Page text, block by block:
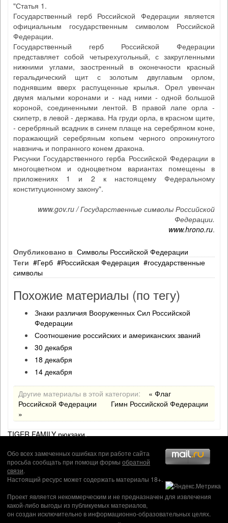
"Статья 1.
Государственный герб Российской Федерации является
официальным государственным символом Российской
Федерации.
Государственный герб Российской Федерации
представляет собой четырехугольный, с закругленными
нижними углами, заостренный в оконечности красный
геральдический щит с золотым двуглавым орлом,
поднявшим вверх распущенные крылья. Орел увенчан
двумя малыми коронами и - над ними - одной большой
короной, соединенными лентой. В правой лапе орла -
скипетр, в левой - держава. На груди орла, в красном щите,
- серебряный всадник в синем плаще на серебряном коне,
поражающий серебряным копьем черного опрокинутого
навзничь и попранного конем дракона.
Рисунки Государственного герба Российской Федерации в
многоцветном и одноцветном вариантах помещены в
приложениях 1 и 2 к настоящему Федеральному
конституционному закону".
www.gov.ru / Государственные символы Российской
Федерации.
www.hrono.ru.
Опубликовано в Символы Российской Федерации
Теги
Герб Российская Федерация
государственные
символы
Похожие материалы (по тегу)
Знаки различия Вооруженных Сил Российской
Федерации
Соотношение российских и американских званий
30 декабря
18 декабря
14 декабря
Другие материалы в этой категории:
« Флаг
Российской Федерации
Гимн Российской Федерации
»
TIGER FAMILY рюкзаки.
Обо всех замеченных ошибках при работе сайта
просьба сообщать при помощи формы обратной
связи.
Настоящий ресурс может содержать материалы 18+.
Проект является некоммерческим и не предназначен для извлечения
какой-либо выгоды из публикуемых материалов,
он создан исключительно в информационно-образовательных целях.